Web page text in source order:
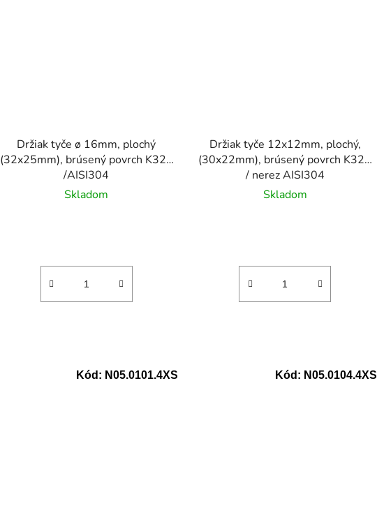
Držiak tyče ø 16mm, plochý
(32x25mm), brúsený povrch K320
/AISI304
Skladom
Držiak tyče 12x12mm, plochý,
(30x22mm), brúsený povrch K320
/ nerez AISI304
Skladom
Kód: N05.0101.4XS Kód: N05.0104.4XS